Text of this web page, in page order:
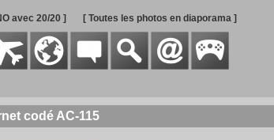
avec 20/20 ] [ Toutes les photos en diaporama ]
codé AC-115